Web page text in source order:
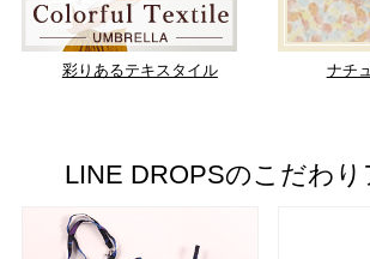
彩りあるテキスタイル ナチ
LINE DROPSのこだわ